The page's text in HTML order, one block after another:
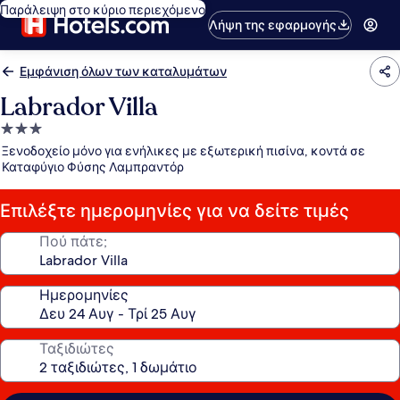
Παράλειψη στο κύριο περιεχόμενο
Λήψη της εφαρμογής
Εμφάνιση όλων των καταλυμάτων
Labrador Villa
Κατάλυμα
με
3.0
αστέρια
Ξενοδοχείο μόνο για ενήλικες με εξωτερική πισίνα, κοντά σε
Καταφύγιο Φύσης Λαμπραντόρ
Επιλέξτε ημερομηνίες για να δείτε τιμές
Πού πάτε;
Ημερομηνίες
Ταξιδιώτες